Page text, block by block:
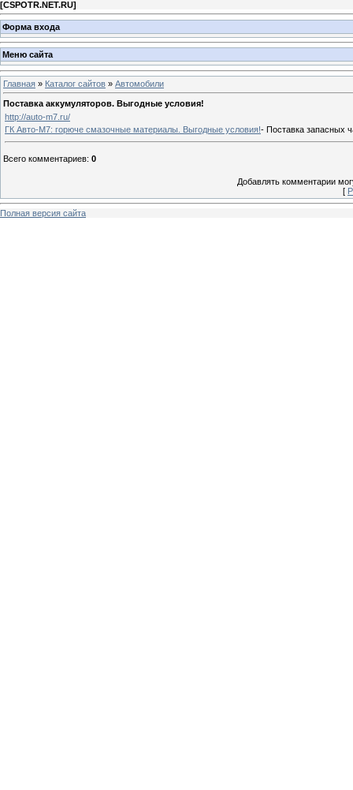
[CSPOTR.NET.RU]
Форма входа
Меню сайта
Главная » Каталог сайтов » Автомобили
Поставка аккумуляторов. Выгодные условия!
http://auto-m7.ru/
ГК Авто-М7: горюче смазочные материалы. Выгодные условия!- Поставка запасных
Всего комментариев: 0
Добавлять комментарии
[
Полная версия сайта